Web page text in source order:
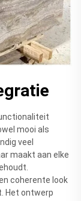
mooi als
veel
maakt aan elke
coherente look
Het ontwerp